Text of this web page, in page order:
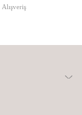
Alışveriş